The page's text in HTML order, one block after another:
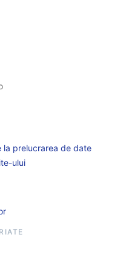
la prelucrarea de date
ului